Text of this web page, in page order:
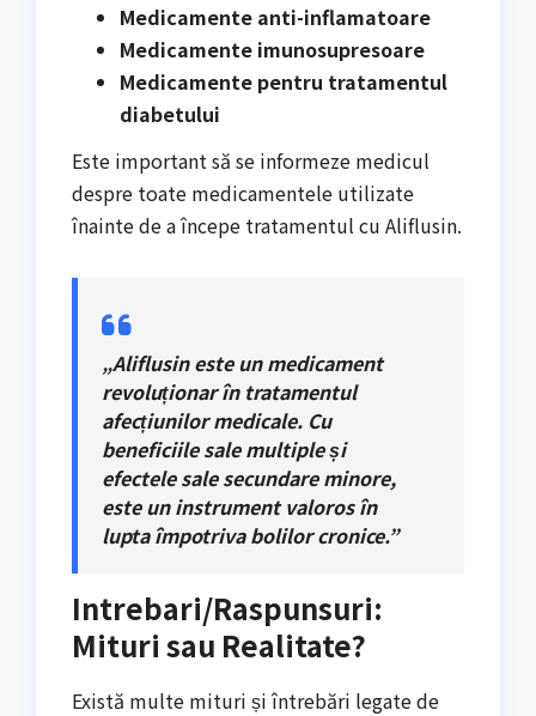
Medicamente anti-inflamatoare
Medicamente imunosupresoare
Medicamente pentru tratamentul
diabetului
Este important să se informeze medicul
despre toate medicamentele utilizate
înainte de a începe tratamentul cu Aliflusin.
„Aliflusin este un medicament
revoluționar în tratamentul
afecțiunilor medicale. Cu
beneficiile sale multiple și
efectele sale secundare minore,
este un instrument valoros în
lupta împotriva bolilor cronice.”
Intrebari/Raspunsuri:
Mituri sau Realitate?
Există multe mituri și întrebări legate de